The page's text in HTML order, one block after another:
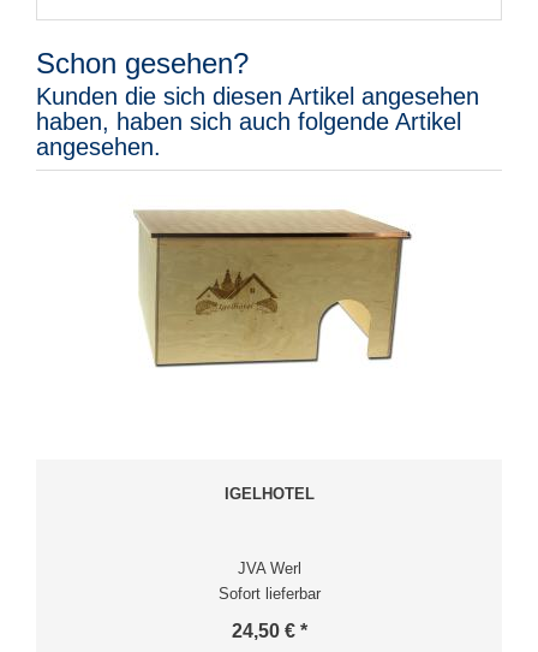
Schon gesehen?
Kunden die sich diesen Artikel angesehen
haben, haben sich auch folgende Artikel
angesehen.
IGELHOTEL
JVA Werl
Sofort lieferbar
24,50 € *